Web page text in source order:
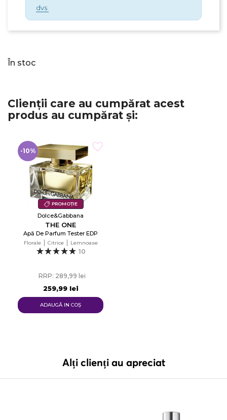
dvs.
În stoc
Clienții care au cumpărat acest
produs au cumpărat și:
PROMOȚIE
-10%
Dolce&Gabbana
THE ONE
Apă De Parfum Tester EDP
Florale Citrice Lemnoase
10
RRP: 289,99 lei
259,99 lei
ADAUGĂ IN COŞ
Alți clienți au apreciat